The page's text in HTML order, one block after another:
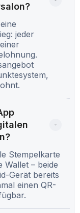
jeder
Stempelkarte
Wallet – beide
Gerät bereits
einen QR-